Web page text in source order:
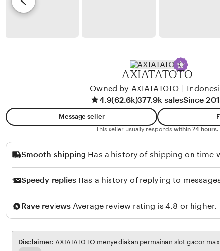
sii
P
a
n
j
a
i
AXIATATOTO
Owned by AXIATATOTO
4.9(62.6k)377.9k salesSince
Message seller
This seller usually responds within 24 hours.
Smooth shipping Has a history of shipping on time
Speedy replies Has a history of replying to
Rave reviews Average review rating is 4.8 or higher.
Disclaimer: AXIATATOTO menyediakan permainan slot gacor